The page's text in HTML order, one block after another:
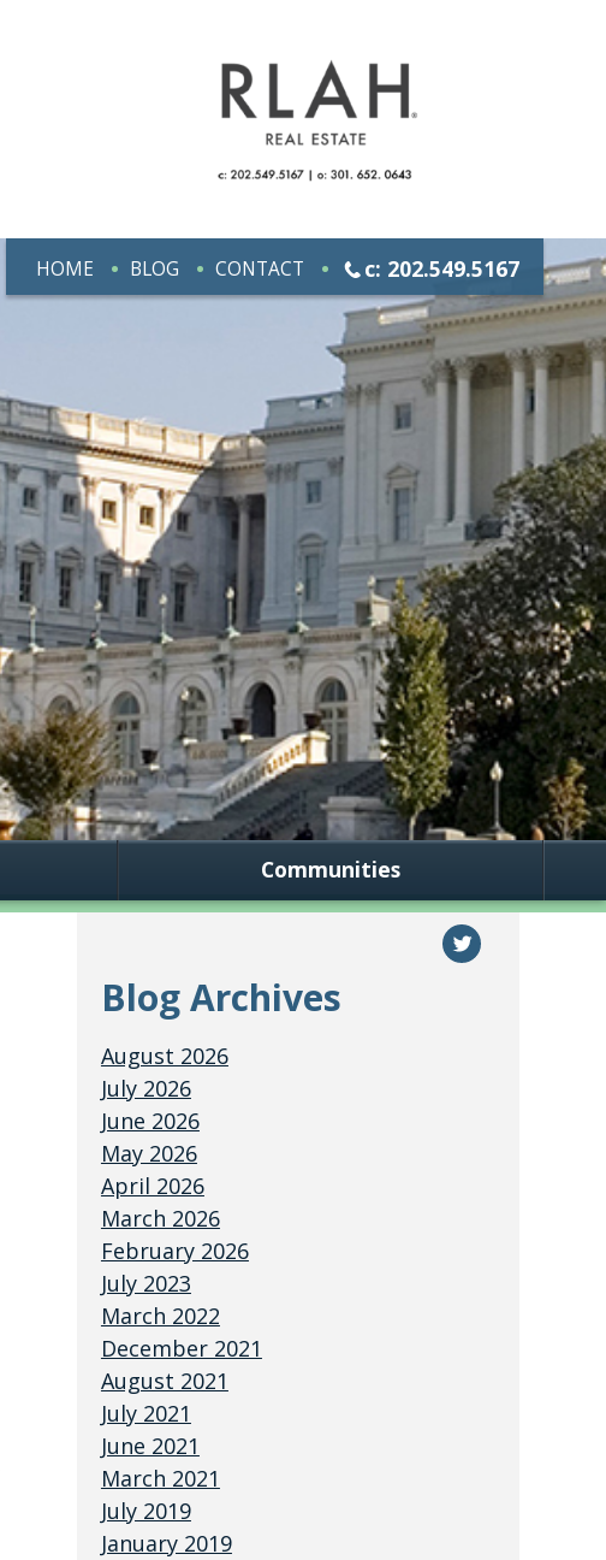
HOME BLOG CONTACT c: 202.549.5167
Communities
Blog Archives
August 2026
July 2026
June 2026
May 2026
April 2026
March 2026
February 2026
July 2023
March 2022
December 2021
August 2021
July 2021
June 2021
March 2021
July 2019
January 2019